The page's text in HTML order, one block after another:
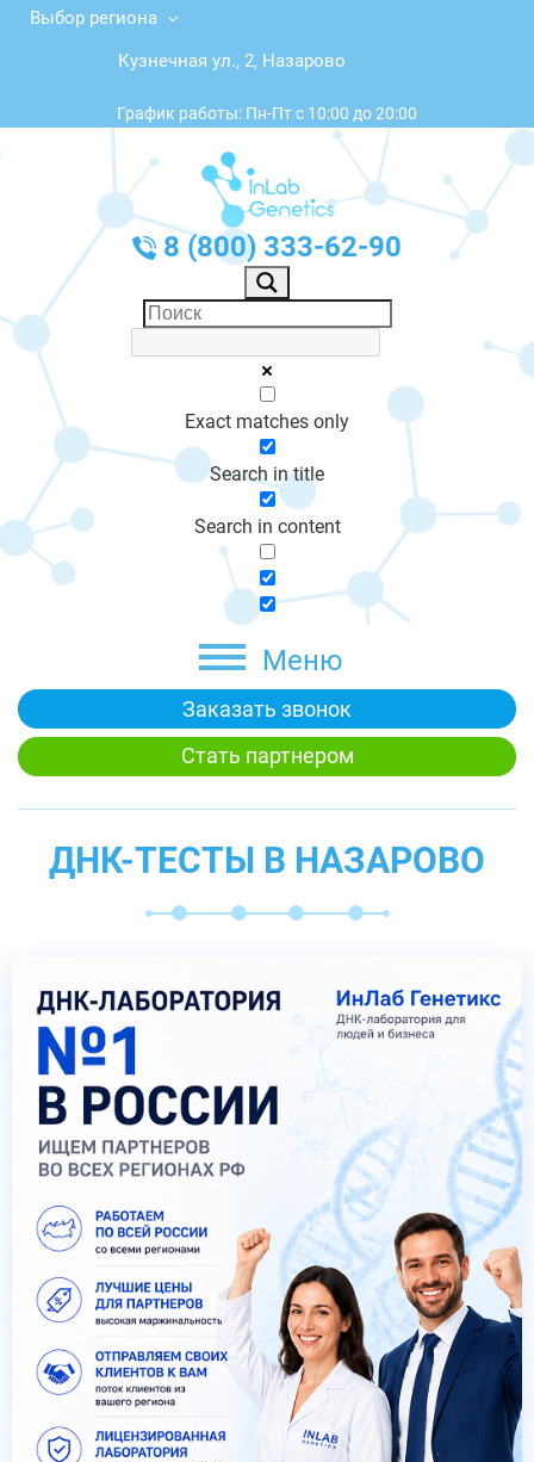
Выбор региона
Кузнечная ул., 2, Назарово
График работы: Пн-Пт с 10:00 до 20:00
8 (800) 333-62-90
Exact matches only
Search in title
Search in content
Меню
Заказать звонок
Стать партнером
ДНК-ТЕСТЫ В НАЗАРОВО